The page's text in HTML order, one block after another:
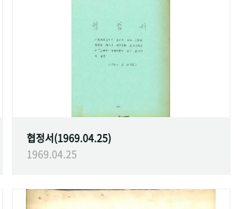
협정서(1969.04.25)
1969.04.25